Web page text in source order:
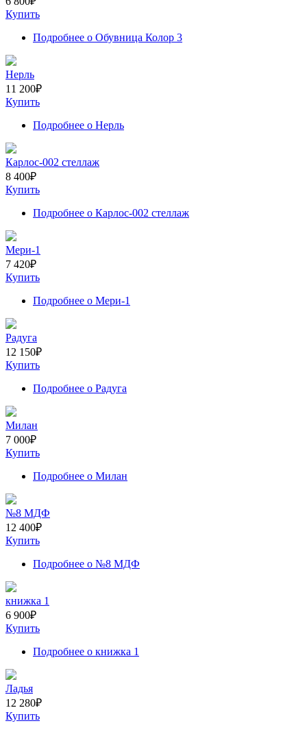
Купить
Подробнее о Обувница Колор 3
Нерль
11 200₽
Купить
Подробнее о Нерль
Карлос-002 стеллаж
8 400₽
Купить
Подробнее о Карлос-002 стеллаж
Мери-1
7 420₽
Купить
Подробнее о Мери-1
Радуга
12 150₽
Купить
Подробнее о Радуга
Милан
7 000₽
Купить
Подробнее о Милан
№8 МДФ
12 400₽
Купить
Подробнее о №8 МДФ
книжка 1
6 900₽
Купить
Подробнее о книжка 1
Ладья
12 280₽
Купить